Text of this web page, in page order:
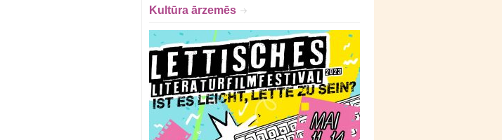
Kultūra ārzemēs